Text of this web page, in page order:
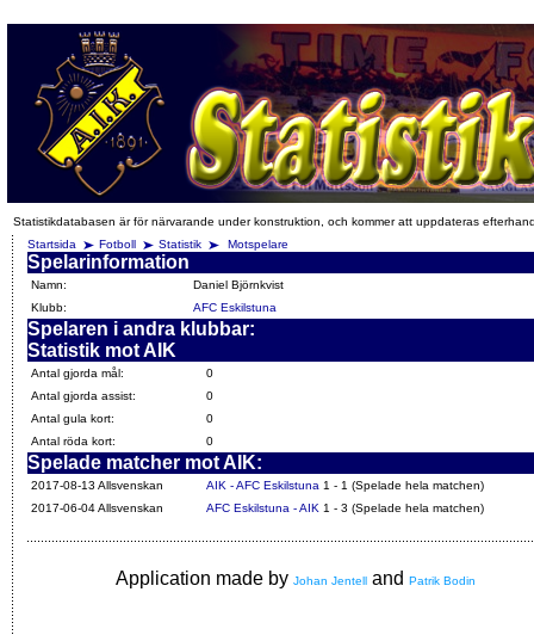
Statistikdatabasen är för närvarande under konstruktion, och kommer att uppdateras
Startsida
Fotboll Statistik Motspelare
Spelarinformation
Namn:
Daniel Björnkvist
Klubb:
AFC Eskilstuna
Spelaren i andra klubbar:
Statistik mot AIK
Antal gjorda mål:
0
Antal gjorda assist:
0
Antal gula kort:
0
Antal röda kort:
0
Spelade matcher mot AIK:
2017-08-13 Allsvenskan AIK - AFC Eskilstuna 1 - 1 (Spelade hela matchen)
2017-06-04 Allsvenskan
AFC Eskilstuna - AIK 1 - 3 (Spelade hela matchen)
Application made by Johan Jentell and Patrik Bodin